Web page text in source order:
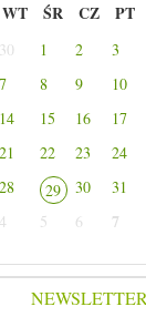
WT ŚR CZ PT
30 1 2 3
7 8 9 10
14 15 16 17
21 22 23 24
28 29 30 31
4 5 6 7
NEWSLETTER